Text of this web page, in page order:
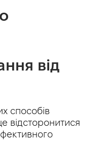
від
способів
відсторонитися